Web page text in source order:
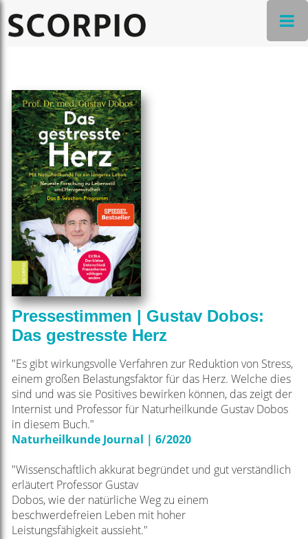
Pressestimmen | Gustav Dobos:
Das gestresste Herz
"Es gibt wirkungsvolle Verfahren zur Reduktion von Stress,
einem großen Belastungsfaktorfür das Herz. Welche dies
sind und was sie Positives bewirken können, das zeigt der
Internist und Professor für Naturheilkunde Gustav Dobos
in diesem Buch."
Naturheilkunde Journal | 6/2020
"Wissenschaftlich akkurat begründet und gut verständlich
erläutert Professor Gustav
Dobos, wie der natürliche Weg zu einem
beschwerdefreien Leben mit hoher
Leistungsfähigkeitaussieht."